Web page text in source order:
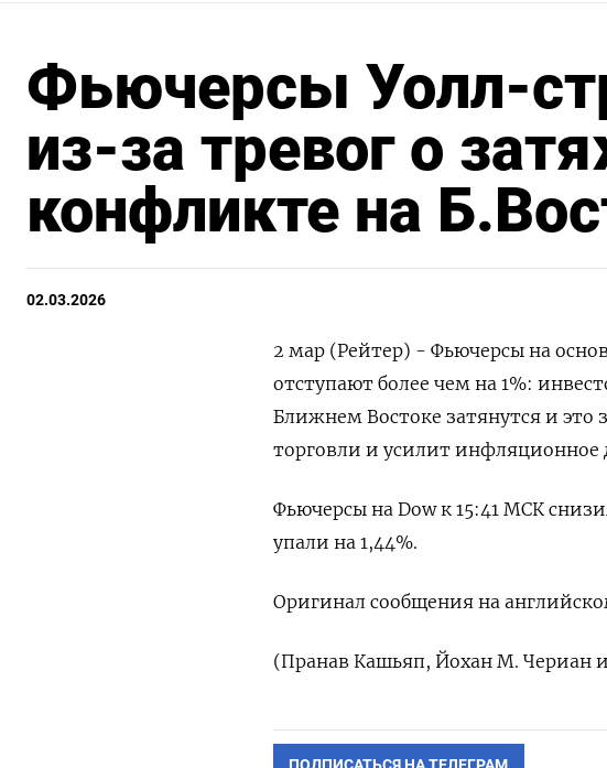
Фьючерсы Уолл-
из-за тревог о
конфликте на
02.03.2026
2 мар (Рейтер) - Фьючерсы на
отступают более ​чем ​на 1%:
Ближнем Востоке затянутся ​и
торговли и ‌усилит инфляционное
Фьючерсы на Dow к 15:41 ​МСК
упали на 1,44%.
Оригинал сообщения ​на
(Пранав ‌Кашьяп, Йохан М. ​Чериан